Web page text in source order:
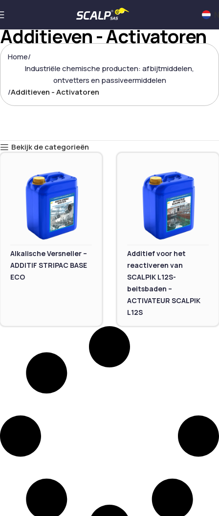
Additieven - Activatoren
Home
Industriële chemische producten: afbijtmiddelen,
ontvetters en passiveermiddelen
Additieven - Activatoren
Bekijk de categorieën
Alkalische Versneller –
ADDITIF STRIPAC BASE
ECO
Additief voor het
reactiveren van
SCALPIK L12S-
beitsbaden –
ACTIVATEUR SCALPIK
L12S